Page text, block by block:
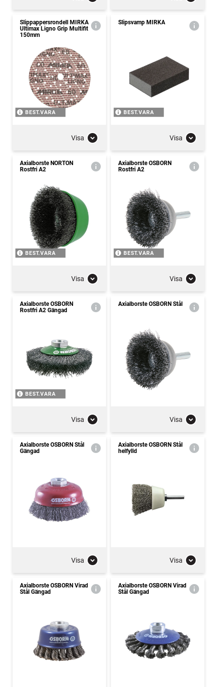
Slippappersrondell MIRKA
Ultimax Ligno Grip Multifit
150mm
BEST.VARA
Visa
Slipsvamp MIRKA
BEST.VARA
Visa
Axialborste NORTON
Rostfri A2
BEST.VARA
Visa
Axialborste OSBORN
Rostfri A2
BEST.VARA
Visa
Axialborste OSBORN
Rostfri A2 Gängad
BEST.VARA
Visa
Axialborste OSBORN Stål
Visa
Axialborste OSBORN Stål
Gängad
Visa
Axialborste OSBORN Stål
helfylld
Visa
Axialborste OSBORN Virad
Stål Gängad
Axialborste OSBORN Virad
Stål Gängad